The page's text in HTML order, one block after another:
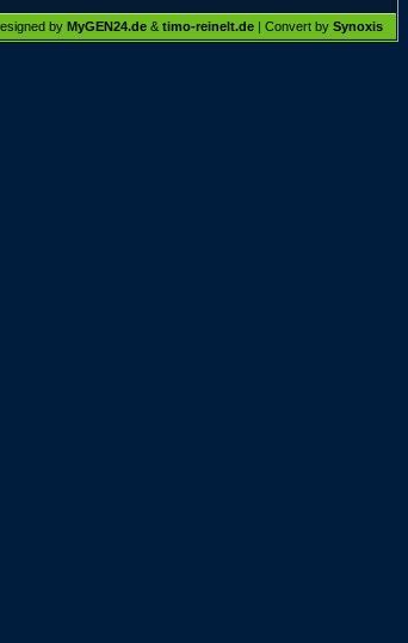
by MyGEN24.de & timo-reinelt.de | Convert by Synoxis